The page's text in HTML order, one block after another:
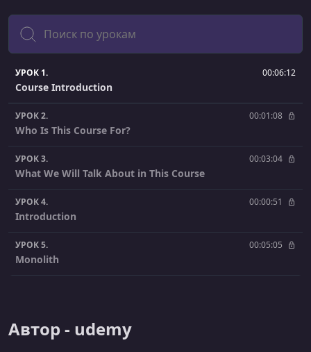
Поиск
УРОК 1. 00:06:12
Course Introduction
УРОК 2. 00:01:08
Who Is This Course For?
УРОК 3. 00:03:04
What We Will Talk About in This Course
УРОК 4. 00:00:51
Introduction
УРОК 5. 00:05:05
Monolith
УРОК 7.
Автор - udemy